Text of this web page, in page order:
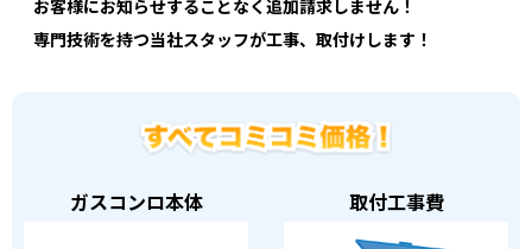
お客様にお知らせすることなく追加請求しません！
専門技術を持つ当社スタッフが工事、取付けします！
ガスコンロ本体 取付工事費